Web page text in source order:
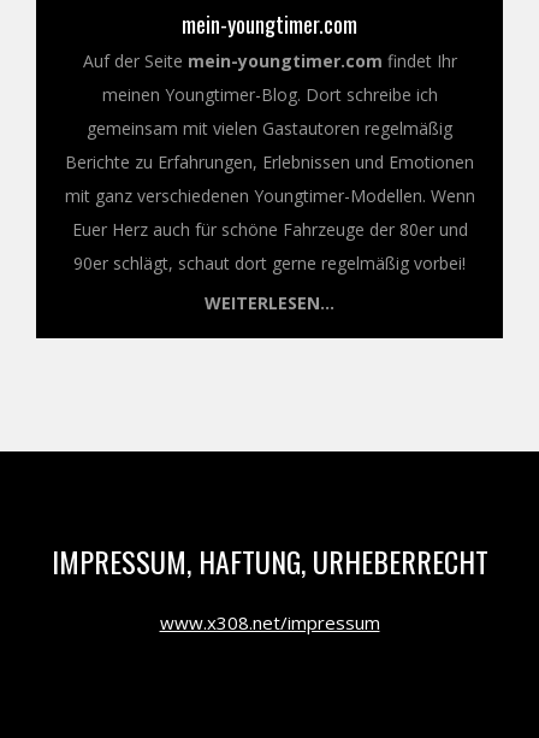
mein-youngtimer.com
Auf der Seite mein-youngtimer.com findet Ihr
meinen Youngtimer-Blog. Dort schreibe ich
gemeinsam mit vielen Gastautoren regelmäßig
Berichte zu Erfahrungen, Erlebnissen und Emotionen
mit ganz verschiedenen Youngtimer-Modellen. Wenn
Euer Herz auch für schöne Fahrzeuge der 80er und
90er schlägt, schaut dort gerne regelmäßig vorbei!
WEITERLESEN...
IMPRESSUM, HAFTUNG, URHEBERRECHT
www.x308.net/impressum